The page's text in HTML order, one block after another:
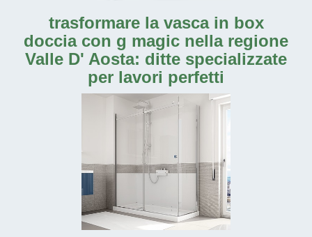
trasformare la vasca in box
doccia con g magic nella regione
Valle D' Aosta: ditte specializzate
per lavori perfetti